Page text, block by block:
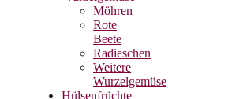
Möhren
Rote
Beete
Radieschen
Weitere
Wurzelgemüse
Hülsenfrüchte